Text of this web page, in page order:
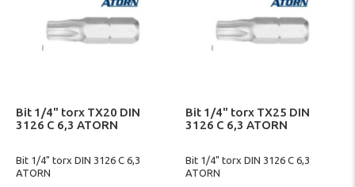
Bit 1/4" torx TX20 DIN
3126 C 6,3 ATORN
Bit 1/4" torx DIN 3126 C 6,3
ATORN
Bit 1/4" torx TX25 DIN
3126 C 6,3 ATORN
Bit 1/4" torx DIN 3126 C 6,3
ATORN